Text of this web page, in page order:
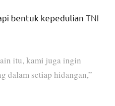
bentuk kepedulian TNI
itu, kami juga ingin
dalam setiap hidangan,”